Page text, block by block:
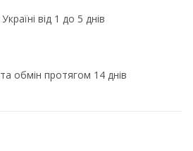
від 1 до 5 днів
обмін протягом 14 днів